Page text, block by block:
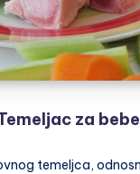
za bebe
temeljca,